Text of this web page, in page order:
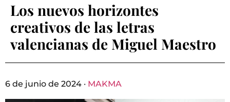
Los nuevos horizontes
creativos de las letras
valencianas de Miguel Maestro
6 de junio de 2024 · MAKMA